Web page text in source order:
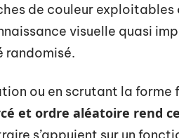
de couleur exploitables
visuelle quasi
randomisé.
ou en scrutant la forme
et ordre aléatoire rend
s’appuient sur un